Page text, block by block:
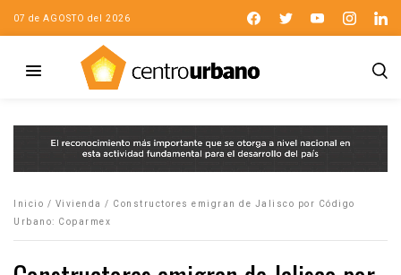
07 de AGOSTO del 2026
Inicio / Vivienda / Constructores emigran de Jalisco por Código
Urbano: Coparmex